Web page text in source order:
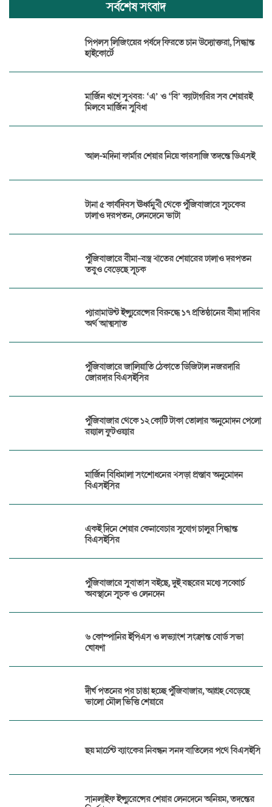
সর্বশেষ সংবাদ
পিপলস লিজিংয়ের পর্ষদে ফিরতে চান উদ্যোক্তরা, সিদ্ধান্ত
হাইকোর্টে
মার্জিন ঋণে সুখবর: ‘এ’ ও ‘বি’ ক্যাটাগরির সব শেয়ারই
মিলবে মার্জিন সুবিধা
আল-মদিনা ফার্মার শেয়ার নিয়ে কারসাজি তদন্তে ডিএসই
টানা ৫ কার্যদিবস ঊর্ধ্বমুখী থেকে পুঁজিবাজারে সূচকের
ঢালাও দরপতন, লেনদেনে ভাটা
পুঁজিবাজারে বীমা-বস্ত্র খাতের শেয়ারের ঢালাও দরপতন
তবুও বেড়েছে সূচক
প্যারামাউন্ট ইন্স্যুরেন্সের বিরুদ্ধে ১৭ প্রতিষ্ঠানের বীমা দাবির
অর্থ আত্মসাত
পুঁজিবাজারে জালিয়াতি ঠেকাতে ডিজিটাল নজরদারি
জোরদার বিএসইসির
পুঁজিবাজার থেকে ১২ কোটি টাকা তোলার অনুমোদন পেলো
রয়্যাল ফুটওয়্যার
মার্জিন বিধিমালা সংশোধনের খসড়া প্রস্তাব অনুমোদন
বিএসইসির
একই দিনে শেয়ার কেনাবেচার সুযোগ চালুর সিদ্ধান্ত
বিএসইসির
পুঁজিবাজারে সুবাতাস বইছে, দুই বছরের মধ্যে সব্বোর্চ
অবস্থানে সূচক ও লেনদেন
৬ কোম্পানির ইপিএস ও লভ্যাংশ সংক্রান্ত বোর্ড সভা
ঘোষণা
দীর্ঘ পতনের পর চাঙা হচ্ছে পুঁজিবাজার, আগ্রহ বেড়েছে
ভালো মৌল ভিত্তি শেয়ারে
ছয় মার্চেন্ট ব্যাংকের নিবন্ধন সনদ বাতিলের পথে বিএসইসি
সানলাইফ ইন্স্যুরেন্সের শেয়ার লেনদেনে অনিয়ম, তদন্তের